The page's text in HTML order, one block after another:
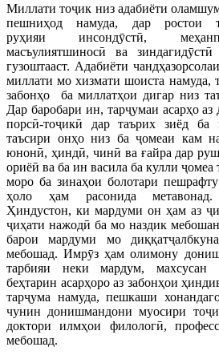
Миллати тоҷик низ адабиёти
пешниҳод намуда, дар ростои
руҳияи инсондӯстӣ,
масъулиятшиносӣ ва
гузоштааст. Адабиёти
миллати мо хизмати шоиста намуда,
забонҳо ба миллатҳои дигар низ
Дар баробари ин, тарҷумаи асарҳо аз
порсӣ-тоҷикӣ дар таърих зиёд
таъсири онҳо низ ба ҷомеаи кам
юнонӣ, ҳиндӣ, чинӣ ва ғайра дар
ориёӣ ва ба ин васила ба кулли ҷомеа
моро ба зинаҳои болотари
ҳоло ҳам расонида метавонад.
Ҳиндустон, ки мардуми он ҳам аз
ҷиҳати нажодӣ ба мо наздик
барои мардуми мо
мебошад. Имрӯз ҳам олимону
тарбияи неки мардум, махсусан
беҳтарин асарҳоро аз забонҳои
тарҷума намуда, пешкаши
чунин донишмандони муосири
доктори илмҳои филологӣ,
мебошад.